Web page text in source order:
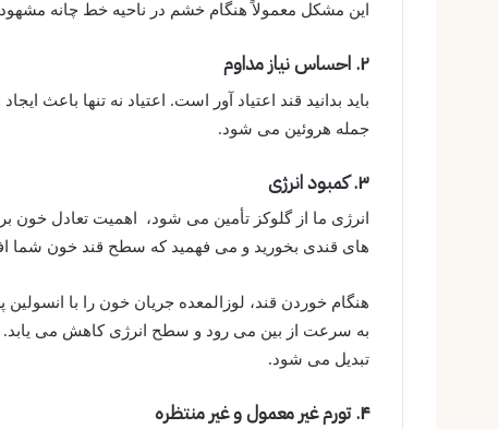
این مشکل معمولاً هنگام خشم در ناحیه خط چانه
۲. احساس نیاز مداوم
باید بدانید قند اعتیاد آور است. اعتیاد نه تنها باعث
جمله هروئین می شود.
۳. کمبود انرژی
انرژی ما از گلوکز تأمین می شود، اهمیت تعادل خون
های قندی بخورید و می فهمید که سطح قند خون شما
هنگام خوردن قند، لوزالمعده جریان خون را با
به سرعت از بین می رود و سطح انرژی کاهش می یابد.
تبدیل می شود.
۴. تورم غیر معمول و غیر منتظره